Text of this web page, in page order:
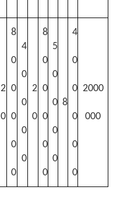
2
0
8
0
0
0
0
0
4
0
0
0
0
2
0
8
0
0
0
0
0
5
0
0
0
0
8
4
0
0
0
0
0
2000
000